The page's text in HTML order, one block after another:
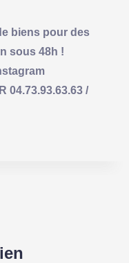
biens pour des
sous 48h !
04.73.93.63.63 /